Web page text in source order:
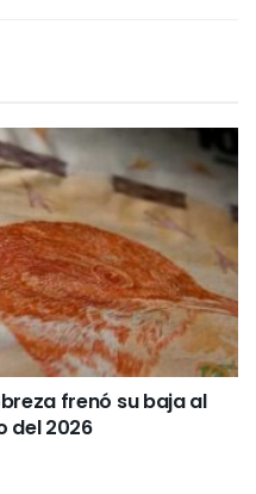
frenó su baja al
del 2026